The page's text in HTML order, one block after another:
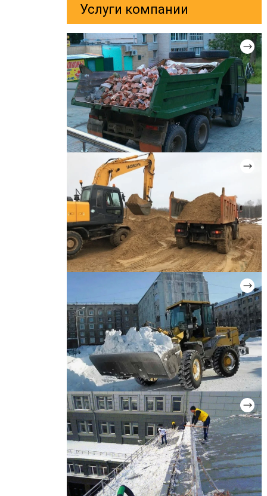
Услуги компании
ВЫВОЗ СТРОИТЕЛЬНОГО МУСОРА
Цена: от 2 000 руб.
ВЫВОЗ ГРУНТА
Цена: от 2 500 руб.
УБОРКА И ВЫВОЗ СНЕГА
Цена: от 1 900 руб.